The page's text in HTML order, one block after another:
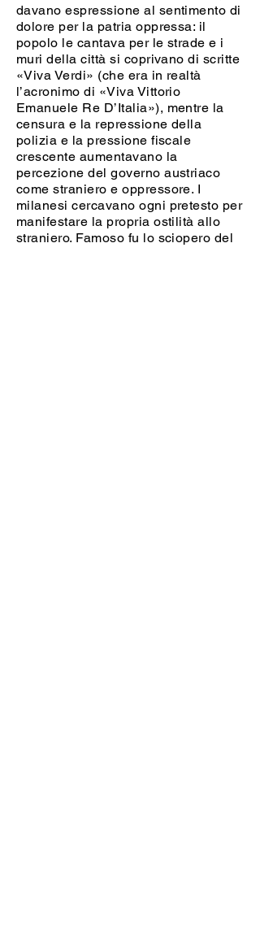
davano espressione al sentimento di
dolore per la patria oppressa: il
popolo le cantava per le strade e i
muri della città si coprivano di scritte
«Viva Verdi» (che era in realtà
l’acronimo di «Viva Vittorio
Emanuele Re D’Italia»), mentre la
censura e la repressione della
polizia e la pressione fiscale
crescente aumentavano la
percezione del governo austriaco
come straniero e oppressore. I
milanesi cercavano ogni pretesto per
manifestare la propria ostilità allo
straniero. Famoso fu lo sciopero del